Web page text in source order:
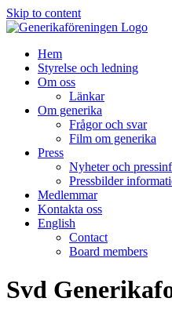
Skip to content
Hem
Styrelse och ledning
Om oss
Länkar
Om generika
Frågor och svar
Film om generika
Press
Nyheter och
Pressbilder
Medlemmar
Kontakta oss
English
Contact
Board members
Svd